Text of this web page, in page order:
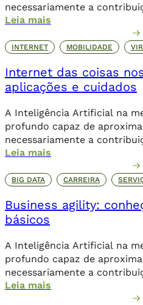
necessariamente a
direta.
Leia mais
INTERNET MOBILIDADE
Internet das coisas
aplicações e cuidados
A Inteligência Artificial na
profundo capaz de
necessariamente a
direta.
Leia mais
BIG DATA CARREIRA
Business agility:
básicos
A Inteligência Artificial na
profundo capaz de
necessariamente a
direta.
Leia mais